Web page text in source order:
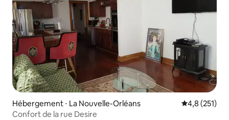
recommandations. Nous sommes là
pour vous aider, mais nous sommes
également heureux de laisser l'invité
avoir son espace.
Hébergement ⋅ La Nouvelle-Orléans Évaluation
4,8 (251)
Confort de la rue Desire